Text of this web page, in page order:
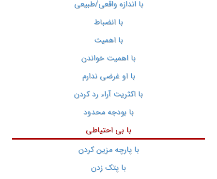
با اندازه واقعی/طبیعی
با انضباط
با اهمیت
با اهمیت خواندن
با او غرضی ندارم
با اکثریت آراء رد کردن
با بودجه محدود
با بی احتیاطی
با پارچه مزین کردن
با پتک زدن